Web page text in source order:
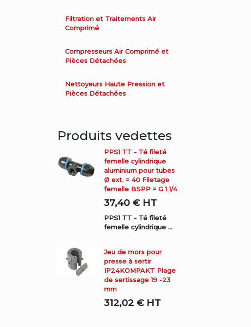
Filtration et Traitements Air
Comprimé
Compresseurs Air Comprimé et
Pièces Détachées
Nettoyeurs Haute Pression et
Pièces Détachées
Produits vedettes
PPS1 TT - Té fileté
femelle cylindrique
aluminium pour tubes
Ø ext. = 40 Filetage
femelle BSPP = G 1 1/4
37,40 € HT
PPS1 TT - Té fileté
femelle cylindrique ...
Jeu de mors pour
presse à sertir
IP24KOMPAKT Plage
de sertissage 19 -23
mm
312,02 € HT